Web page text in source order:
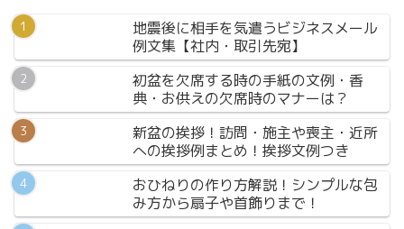
地震後に相手を気遣うビジネスメール
例文集【社内・取引先宛】
初盆を欠席する時の手紙の文例・香
典・お供えの欠席時のマナーは？
新盆の挨拶！訪問・施主や喪主・近所
への挨拶例まとめ！挨拶文例つき
おひねりの作り方解説！シンプルな包
み方から扇子や首飾りまで！